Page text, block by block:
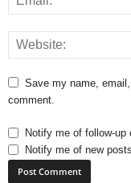
Save my name,
comment.
Notify me of follow-up
Notify me of new